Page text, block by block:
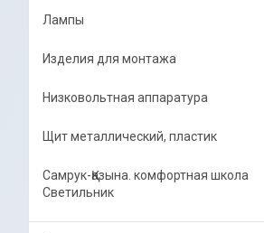
Лампы
Изделия для монтажа
Низковольтная аппаратура
Щит металлический, пластик
Самрук-Қазына. комфортная школа
Светильник